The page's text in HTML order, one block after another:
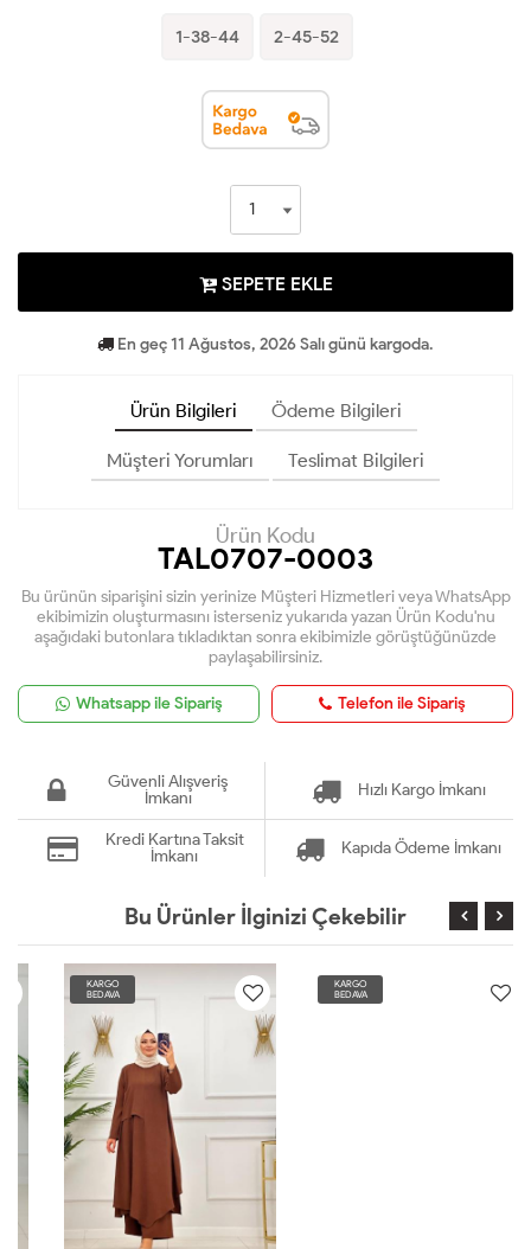
1-38-44 2-45-52
SEPETE EKLE
En geç 11 Ağustos, 2026 Salı günü kargoda.
Ürün Bilgileri Ödeme Bilgileri
Müşteri Yorumları Teslimat Bilgileri
Ürün Kodu
TAL0707-0003
Bu ürünün siparişini sizin yerinize Müşteri Hizmetleri veya WhatsApp
ekibimizin oluşturmasını isterseniz yukarıda yazan Ürün Kodu'nu
aşağıdaki butonlara tıkladıktan sonra ekibimizle görüştüğünüzde
paylaşabilirsiniz.
Whatsapp ile Sipariş Telefon ile Sipariş
Güvenli Alışveriş
İmkanı
Hızlı Kargo İmkanı
Kredi Kartına Taksit
İmkanı
Kapıda Ödeme İmkanı
Bu Ürünler İlginizi Çekebilir
KARGO
BEDAVA
KARGO
BEDAVA